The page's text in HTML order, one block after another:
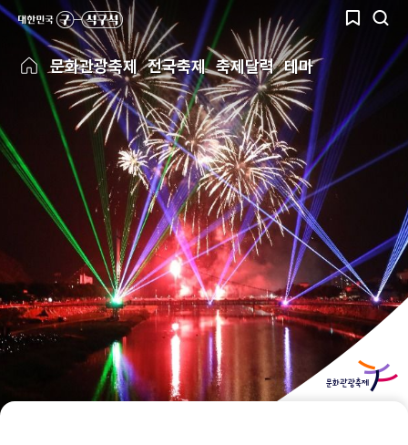
문화관광축제 전국축제 축제달력 테마